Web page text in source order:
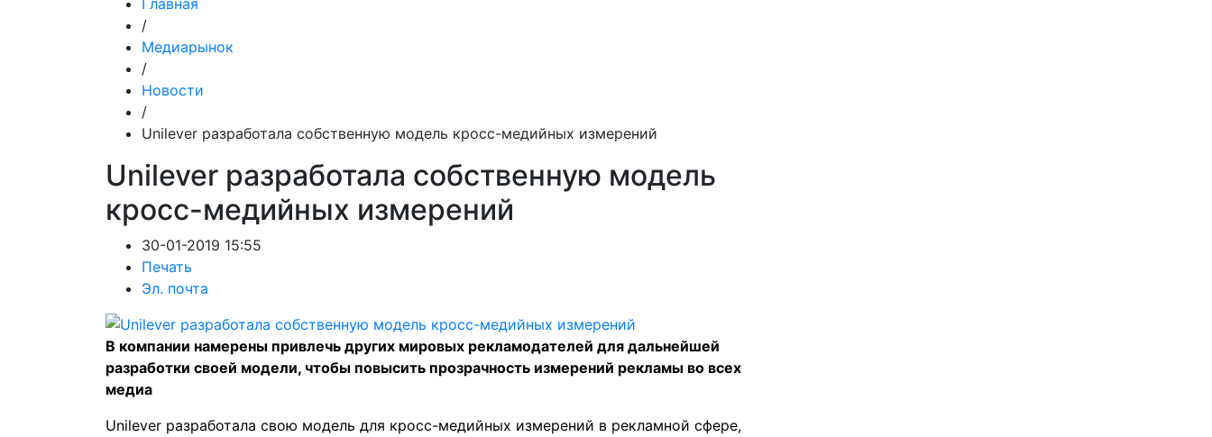
Главная
/
Медиарынок
/
Новости
/
Unilever разработала собственную модель кросс-медийных измерений
Unilever разработала собственную модель
кросс-медийных измерений
30-01-2019 15:55
Печать
Эл. почта
В компании намерены привлечь других мировых рекламодателей для дальнейшей
разработки своей модели, чтобы повысить прозрачность измерений рекламы во всех
медиа
Unilever разработала свою модель для кросс-медийных измерений в рекламной сфере,